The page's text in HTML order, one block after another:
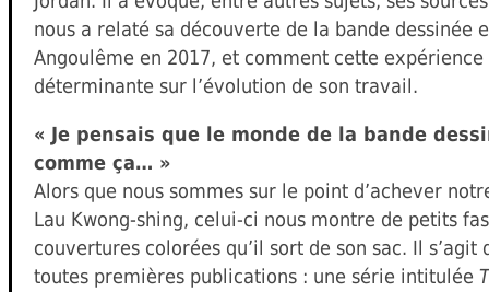
nous a relaté sa découverte de la bande dessinée
Angoulême en 2017, et comment cette
déterminante sur l’évolution de son travail.
« Je pensais que le monde de la bande
comme ça… »
Alors que nous sommes sur le point d’achever
Lau Kwong-shing, celui-ci nous montre de petits
couvertures colorées qu’il sort de son sac. Il s’agit
toutes premières publications : une série intitulée